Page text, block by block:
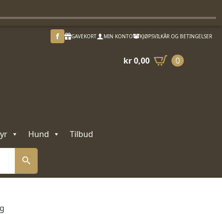
GAVEKORT MIN KONTO KJØPSVILKÅR OG BETINGELSER
kr0,00 0
Hund Tilbud